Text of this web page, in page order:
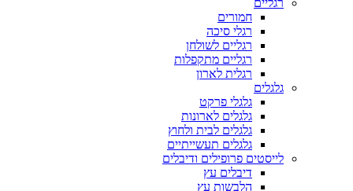
רגליים
חמורים
רגלי סיכה
רגליים לשולחן
רגליים מתקפלות
רגלית לארון
גלגלים
גלגלי פרקט
גלגלים לארונות
גלגלים לבית ולחוץ
גלגלים תעשייתיים
לייסטים פרופילים ודיבלים
דיבלים עץ
הלבשות עץ